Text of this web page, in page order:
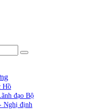
Hồ
đạo Bộ
Nghị định